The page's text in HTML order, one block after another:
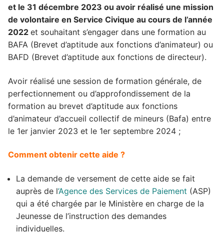
et le 31 décembre 2023 ou avoir réalisé une mission
de volontaire en Service Civique au cours de l’année
2022 et souhaitant s’engager dans une formation au
BAFA (Brevet d’aptitude aux fonctions d’animateur) ou
BAFD (Brevet d’aptitude aux fonctions de directeur).
Avoir réalisé une session de formation générale, de
perfectionnement ou d’approfondissement de la
formation au brevet d’aptitude aux fonctions
d’animateur d’accueil collectif de mineurs (Bafa) entre
le 1er janvier 2023 et le 1er septembre 2024 ;
Comment obtenir cette aide ?
La demande de versement de cette aide se fait
auprès de l’Agence des Services de Paiement (ASP)
qui a été chargée par le Ministère en charge de la
Jeunesse de l’instruction des demandes
individuelles.